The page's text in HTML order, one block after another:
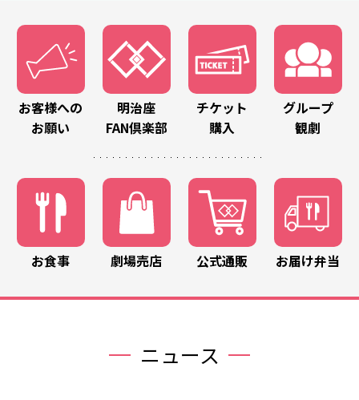
お客様への
お願い
明治座
FAN倶楽部
チケット
購入
グループ
観劇
お食事 劇場売店 公式通販 お届け弁当
ニュース